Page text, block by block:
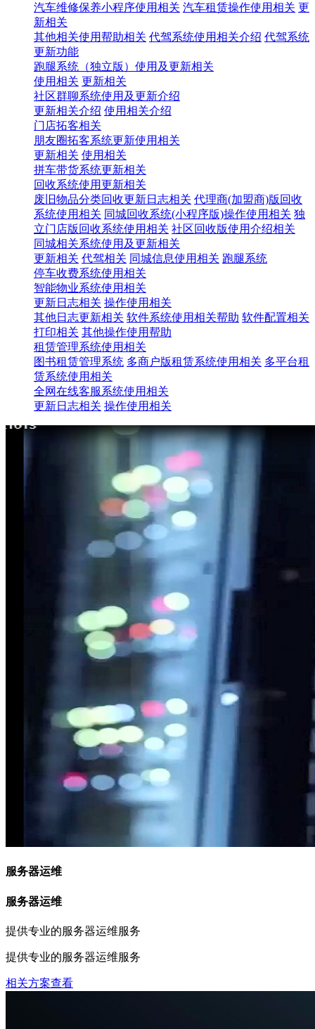
汽车维修保养小程序使用相关 汽车租赁操作使用相关 更
新相关
其他相关使用帮助相关 代驾系统使用相关介绍 代驾系统
更新功能
跑腿系统（独立版）使用及更新相关
使用相关 更新相关
社区群聊系统使用及更新介绍
更新相关介绍 使用相关介绍
门店拓客相关
朋友圈拓客系统更新使用相关
更新相关 使用相关
拼车带货系统更新相关
回收系统使用更新相关
废旧物品分类回收更新日志相关 代理商(加盟商)版回收
系统使用相关 同城回收系统(小程序版)操作使用相关 独
立门店版回收系统使用相关 社区回收版使用介绍相关
同城相关系统使用及更新相关
更新相关 代驾相关 同城信息使用相关 跑腿系统
停车收费系统使用相关
智能物业系统使用相关
更新日志相关 操作使用相关
其他日志更新相关 软件系统使用相关帮助 软件配置相关
打印相关 其他操作使用帮助
租赁管理系统使用相关
图书租赁管理系统 多商户版租赁系统使用相关 多平台租
赁系统使用相关
全网在线客服系统使用相关
更新日志相关 操作使用相关
服务器运维
服务器运维
提供专业的服务器运维服务
提供专业的服务器运维服务
相关方案查看